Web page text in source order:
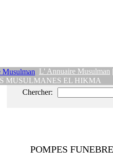
L' Annuaire Musulman
MUSULMANES EL HIKMA
Chercher:
POMPES